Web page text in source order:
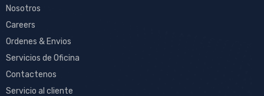
Nosotros
Careers
Ordenes & Envios
Servicios de Oficina
Contactenos
Servicio al cliente